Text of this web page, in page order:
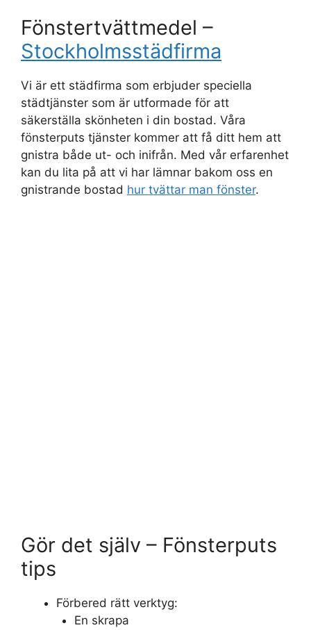
Fönstertvättmedel –
Stockholmsstädfirma
Vi är ett städfirma som erbjuder speciella
städtjänster som är utformade för att
säkerställa skönheten i din bostad. Våra
fönsterputs tjänster kommer att få ditt hem att
gnistra både ut- och inifrån. Med vår erfarenhet
kan du lita på att vi har lämnar bakom oss en
gnistrande bostad hur tvättar man fönster.
Gör det själv – Fönsterputs
tips
Förbered rätt verktyg:
En skrapa